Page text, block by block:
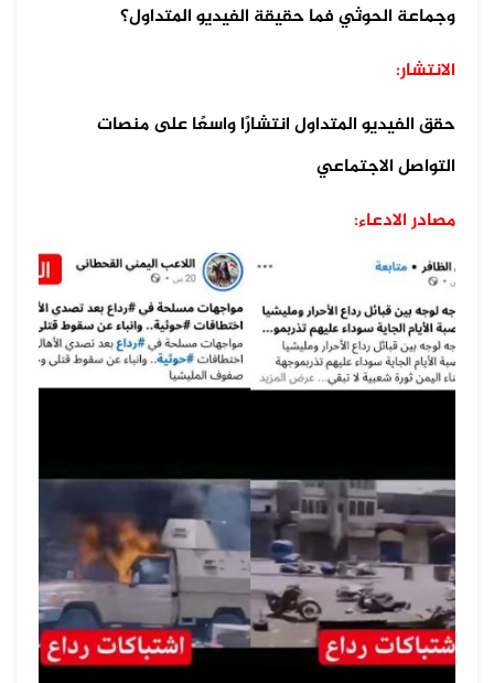
وجماعة الحوثي فما حقيقة الفيديو المتداول؟
الانتشار:
حقق الفيديو المتداول انتشارًا واسعًا على منصات
التواصل الاجتماعي
مصادر الادعاء: